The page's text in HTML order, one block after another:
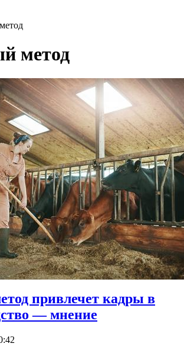
метод
привлечет кадры в
— мнение